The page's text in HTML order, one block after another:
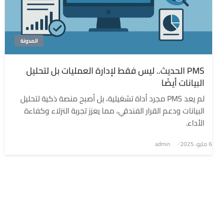
المدونة
PMS الحديث.. ليس فقط لإدارة العمليات بل لتحليل
البيانات أيضًا
لم يعد PMS مجرد أداة تشغيلية، بل أصبح منصة ذكية لتحليل
البيانات ودعم القرار الفندقي، مما يعزز تجربة النزلاء وكفاءة
الأداء.
نُشر
6 مايو، 2025 admin